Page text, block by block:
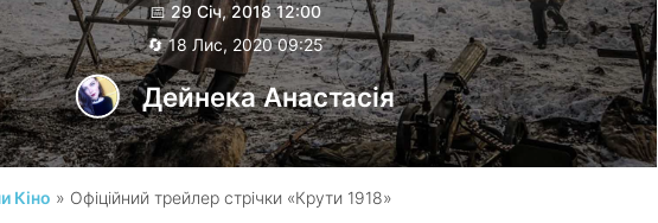
📅 29 Січ, 2018 12:00
🔄 18 Лис, 2020 09:25
Дейнека Анастасiя
Кіно » Офіційний трейлер стрічки «Крути 1918»